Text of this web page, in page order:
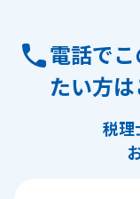
電話で
たい方
税理